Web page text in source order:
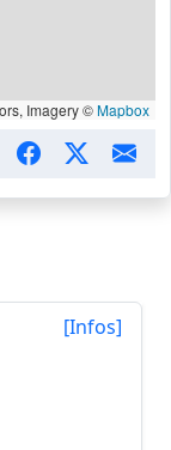
Imagery ©Mapbox
[Infos]